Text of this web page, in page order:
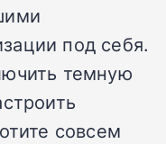
под себя.
темную
совсем